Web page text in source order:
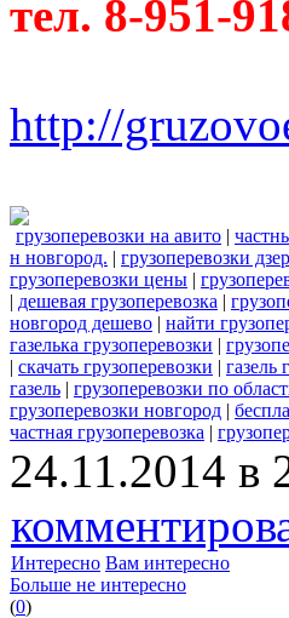
тел. 8-951-
http://
грузоперевозки на авито |
н новгород. | грузоперевозки
грузоперевозки цены |
| дешевая грузоперевозка |
новгород дешево | найти
газелька грузоперевозки |
| скачать грузоперевозки | газель
газель | грузоперевозки по
грузоперевозки новгород |
частная грузоперевозка |
24.11.2014 в
Интересно Вам интересно
Больше не интересно
(0)